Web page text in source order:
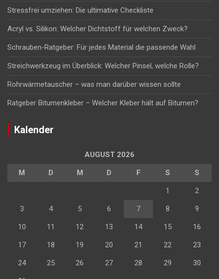
Stressfrei umziehen: Die ultimative Checkliste
Acryl vs. Silikon: Welcher Dichtstoff für welchen Zweck?
Schrauben-Ratgeber: Für jedes Material die passende Wahl
Streichwerkzeug im Überblick: Welcher Pinsel, welche Rolle?
Rohrwärmetauscher – was man darüber wissen sollte
Ratgeber Bitumenkleber – Welcher Kleber hält auf Bitumen?
Kalender
AUGUST 2026
M D M D F S S
1 2
3 4 5 6 7 8 9
10 11 12 13 14 15 16
17 18 19 20 21 22 23
24 25 26 27 28 29 30